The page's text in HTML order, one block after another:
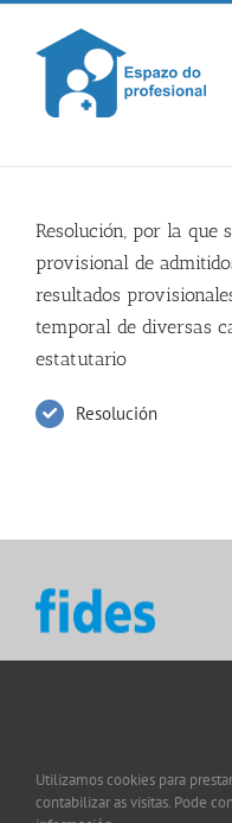
Skip
content
Resolución, por la que
provisional de
resultados
temporal de diversas
estatutario
Resolución
Utilizamos cookies para
contabilizar as visitas. Pode